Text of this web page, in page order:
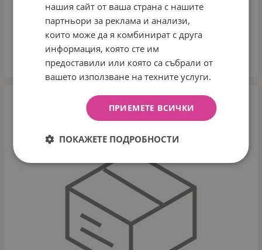
ЧАНТА ЗА АКСЕСОАРИ JOSSIE БЕЖОВ
Арт.№: 36533
19.90 € / 38.92 лв.
КУПИ
нашия сайт от ваша страна с нашите
партньори за реклама и анализи,
които може да я комбинират с друга
информация, която сте им
предоставили или която са събрали от
вашето използване на техните услуги.
ПРИЕМЕТЕ ВСИЧКИ
ПОКАЖЕТЕ ПОДРОБНОСТИ